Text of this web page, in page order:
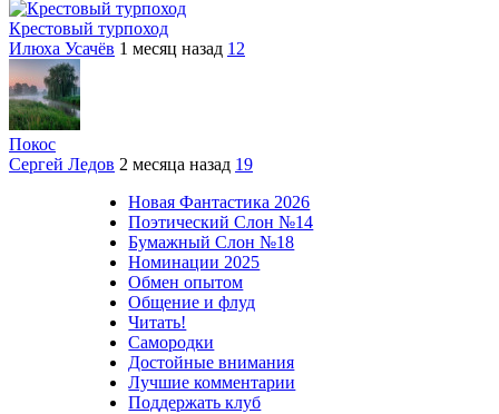
Крестовый турпоход
Илюха Усачёв 1 месяц назад 12
Покос
Сергей Ледов 2 месяца назад 19
Новая Фантастика 2026
Поэтический Слон №14
Бумажный Слон №18
Номинации 2025
Обмен опытом
Общение и флуд
Читать!
Самородки
Достойные внимания
Лучшие комментарии
Поддержать клуб